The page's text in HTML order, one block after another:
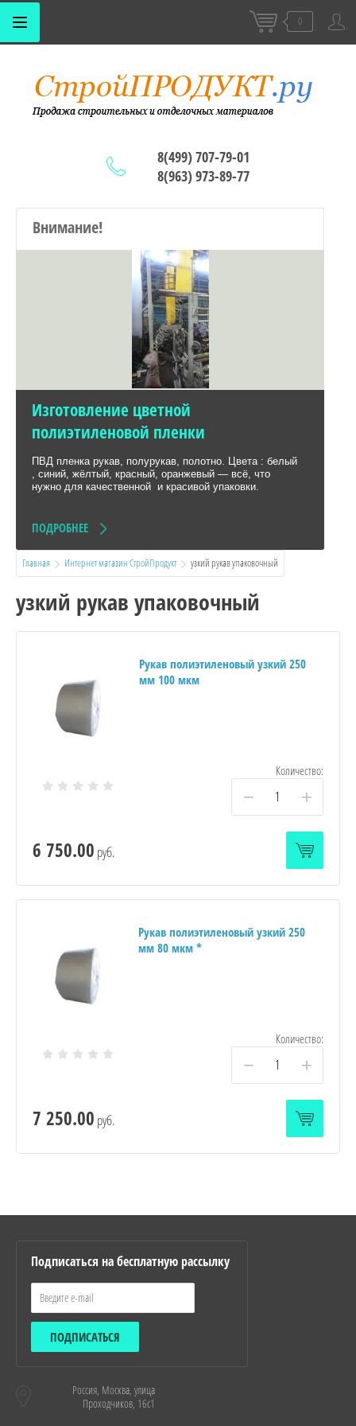
0
8(499) 707-79-01
8(963) 973-89-77
Внимание!
Изготовление цветной
полиэтиленовой пленки
ПВД пленка рукав, полурукав, полотно. Цвета : белый
, синий, жёлтый, красный, оранжевый — всё, что
нужно для качественной и красивой упаковки.
ПОДРОБНЕЕ
Главная Интернет магазин СтройПродукт
  узкий рукав упаковочный
узкий рукав упаковочный
Рукав полиэтиленовый узкий 250
мм 100 мкм
Количество:
− +
6 750.00 руб.
Рукав полиэтиленовый узкий 250
мм 80 мкм *
Количество:
− +
7 250.00 руб.
Подписаться на бесплатную рассылку
ПОДПИСАТЬСЯ
Россия, Москва, улица
Проходчиков, 16с1